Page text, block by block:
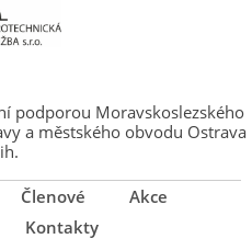
podporou Moravskoslezského
a městského obvodu Ostrava
Členové
Akce
Kontakty